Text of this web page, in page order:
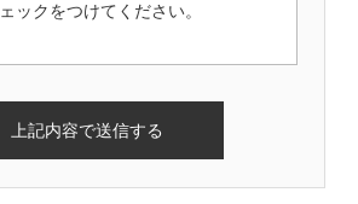
ェックをつけてください。